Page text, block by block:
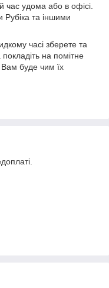
час удома або в офісі.
Рубіка та іншими
часі зберете та
на помітне
Вам буде чим їх